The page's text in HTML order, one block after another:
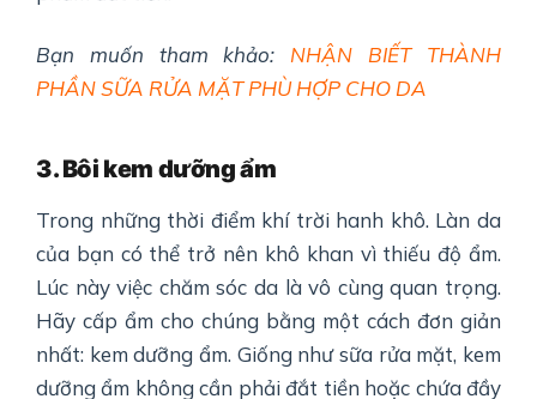
Bạn muốn tham khảo:NHẬN BIẾT THÀNH
PHẦN SỮA RỬA MẶT PHÙ HỢP CHO DA
3. Bôi kem dưỡng ẩm
Trong những thời điểm khí trời hanh khô. Làn da
của bạn có thể trở nên khô khan vì thiếu độ ẩm.
Lúc này việc chăm sóc da là vô cùng quan trọng.
Hãy cấp ẩm cho chúng bằng một cách đơn giản
nhất: kem dưỡng ẩm. Giống như sữa rửa mặt, kem
dưỡng ẩm không cần phải đắt tiền hoặc chứa đầy